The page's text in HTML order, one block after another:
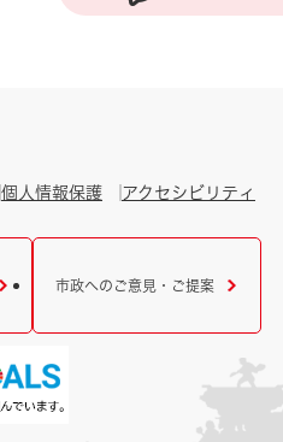
個人情報保護 アクセシビリティ
市政へのご意見・ご提案